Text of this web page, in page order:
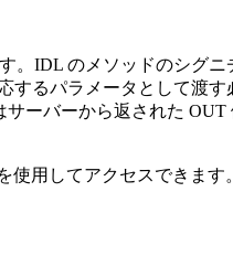
。IDL のメソッドのシグニ
るパラメータとして渡す
ーバーから返された
使用してアクセスできます。